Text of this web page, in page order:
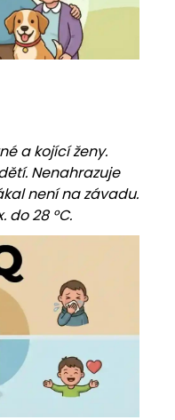
a kojící ženy.
Nenahrazuje
není na závadu.
do 28 °C.